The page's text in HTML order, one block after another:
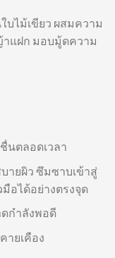
ไม้เขียว ผสมความ
แฝก มอบมู้ดความ
นตลอดเวลา
ายผิว ซึมซาบเข้าสู่
อได้อย่างตรงจุด
กำลังพอดี
ายเคือง